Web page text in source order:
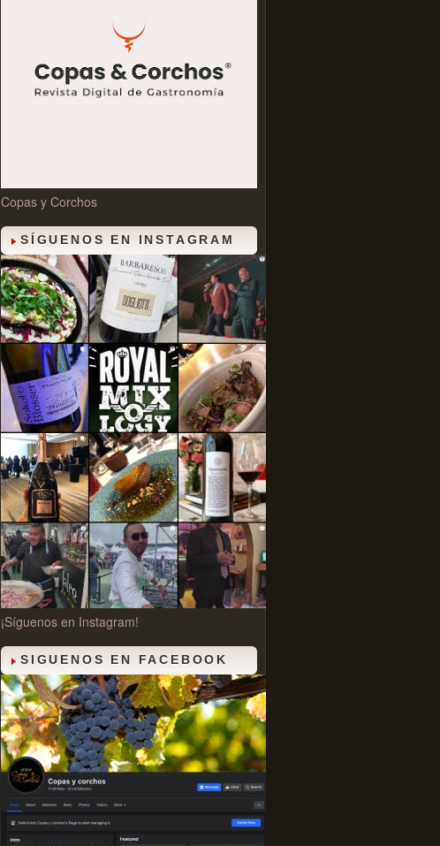
Copas y Corchos
SÍGUENOS EN INSTAGRAM
¡Síguenos en Instagram!
SIGUENOS EN FACEBOOK